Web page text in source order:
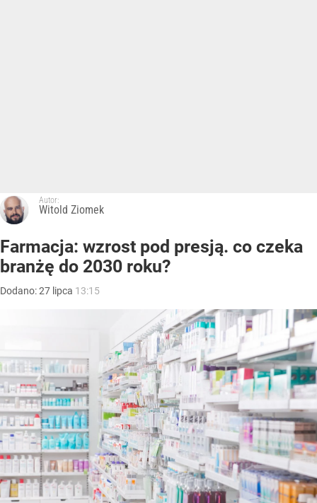
Autor:
Witold Ziomek
Farmacja: wzrost pod presją. co czeka
branżę do 2030 roku?
Dodano:27 lipca 13:15